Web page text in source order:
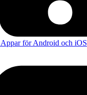
Appar för Android och iOS